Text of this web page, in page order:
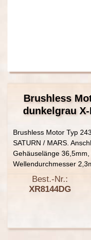
Brushless
dunkelgrau X-
Brushless Motor Typ
SATURN / MARS.
Gehäuselänge
Wellendurchmesser
Best.-Nr.:
XR8144DG